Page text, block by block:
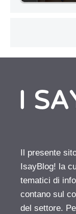
Il presente
IsayBlog! la
tematici di
contano sul
del settore.